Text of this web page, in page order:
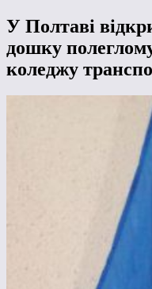
У Полтаві
дошку
коледжу